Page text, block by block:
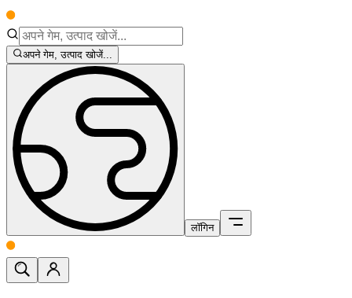
अपने गेम, उत्पाद खोजें...
लॉगिन